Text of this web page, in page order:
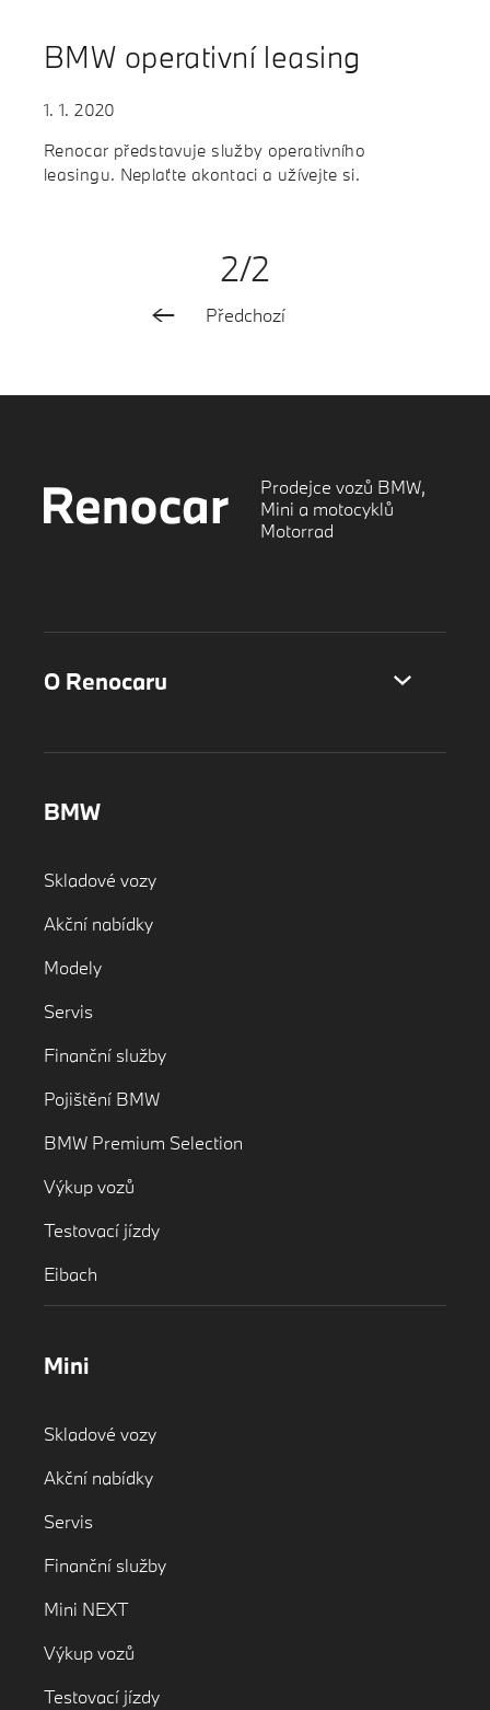
Finanční služby
Pojištění
M Performance
BMW operativní leasing
1. 1. 2020
Renocar představuje služby operativního
leasingu. Neplaťte akontaci a užívejte si.
Předchozí
2/2
Prodejce vozů BMW,
Mini a motocyklů
Motorrad
O Renocaru
BMW
Skladové vozy
Akční nabídky
Modely
Servis
Finanční služby
Pojištění BMW
BMW Premium Selection
Výkup vozů
Testovací jízdy
Eibach
Mini
Skladové vozy
Akční nabídky
Servis
Finanční služby
Mini NEXT
Výkup vozů
Testovací jízdy